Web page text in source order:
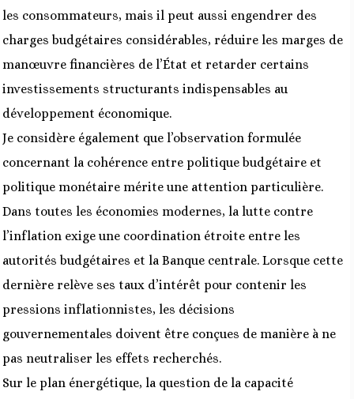
les consommateurs, mais il peut aussi engendrer des
charges budgétaires considérables, réduire les marges de
manœuvre financières de l’État et retarder certains
investissements structurants indispensables au
développement économique.
Je considère également que l’observation formulée
concernant la cohérence entre politique budgétaire et
politique monétaire mérite une attention particulière.
Dans toutes les économies modernes, la lutte contre
l’inflation exige une coordination étroite entre les
autorités budgétaires et la Banque centrale. Lorsque cette
dernière relève ses taux d’intérêt pour contenir les
pressions inflationnistes, les décisions
gouvernementales doivent être conçues de manière à ne
pas neutraliser les effets recherchés.
Sur le plan énergétique, la question de la capacité